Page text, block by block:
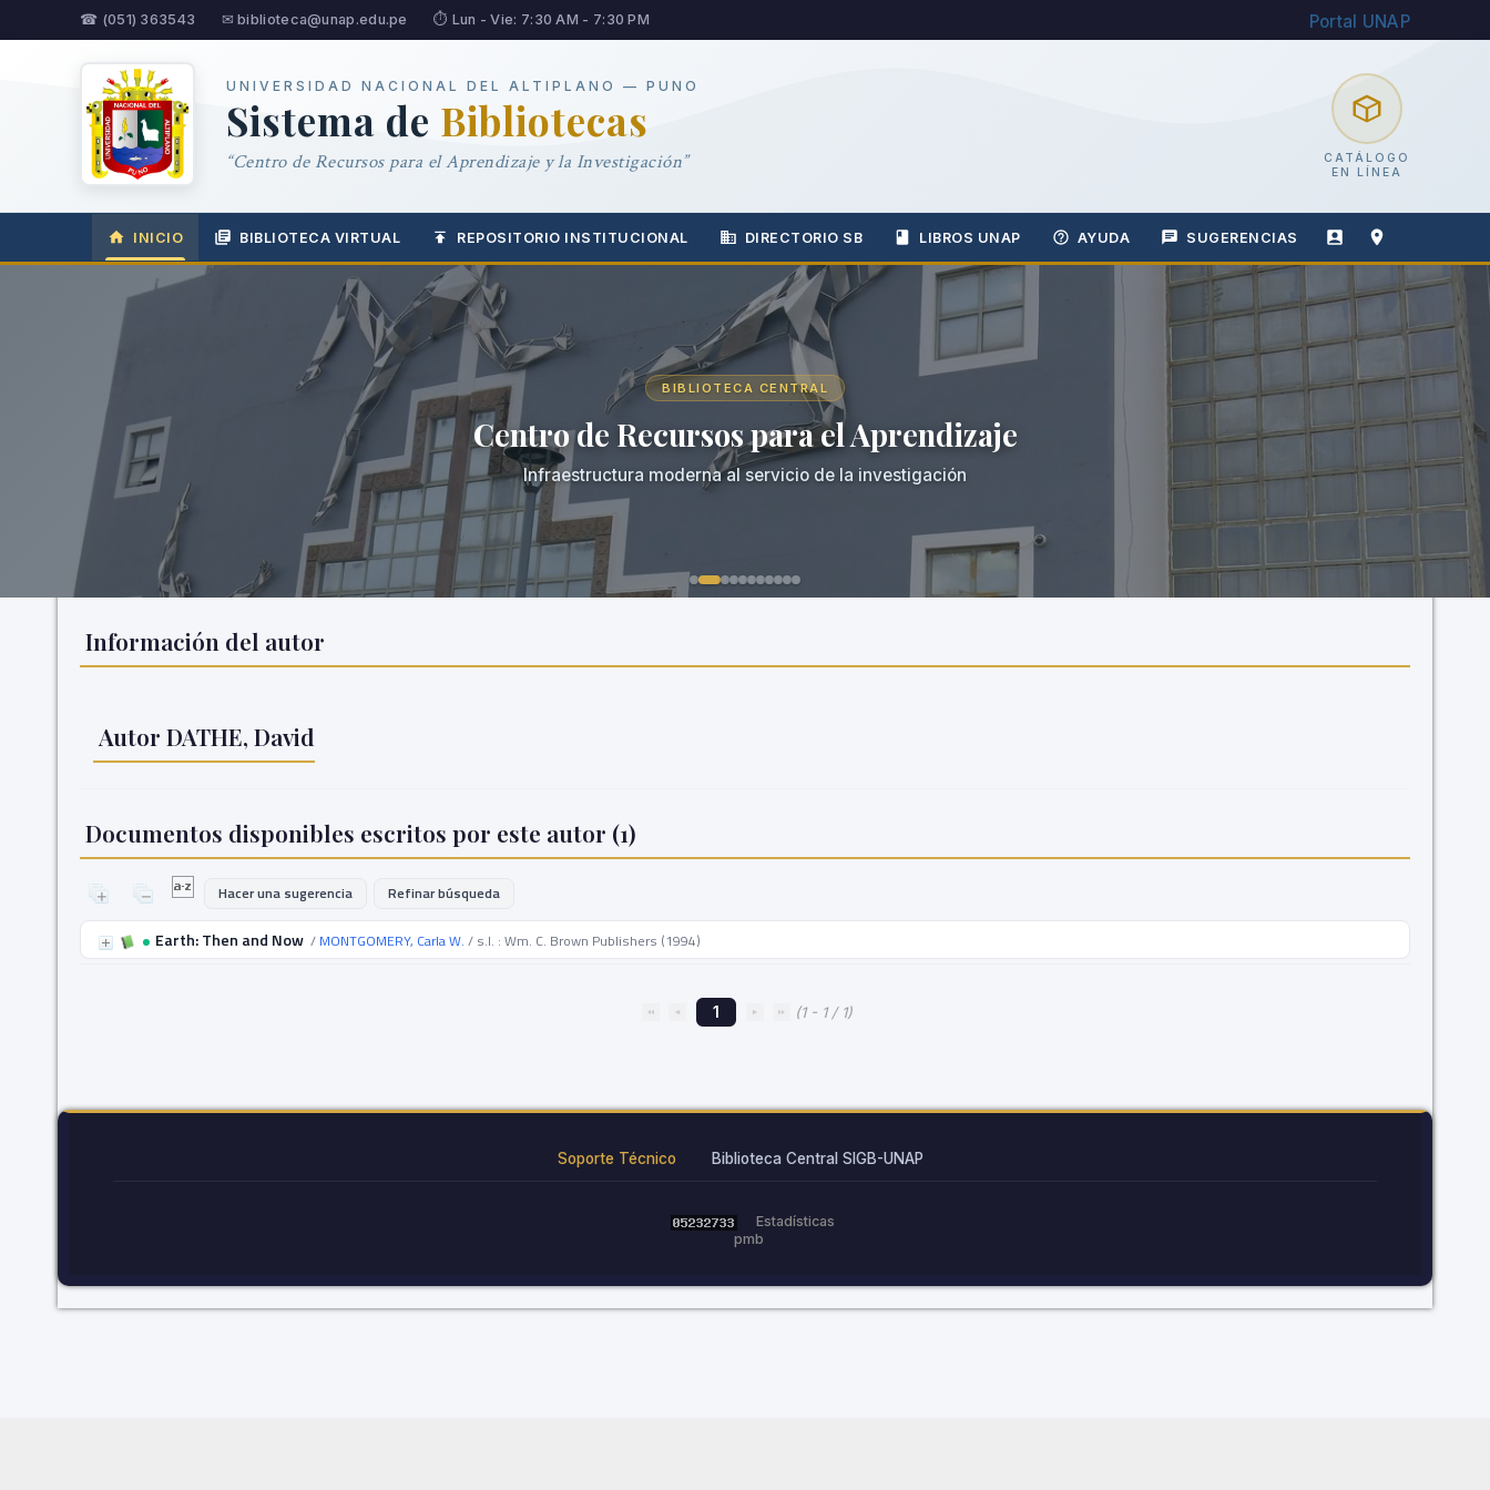
☎ (051) 363543 ✉ biblioteca@unap.edu.pe ⏱ Lun - Vie: 7:30 AM - 7:30 PM Portal UNAP
UNIVERSIDAD NACIONAL DEL ALTIPLANO — PUNO
Sistema de Bibliotecas
“Centro de Recursos para el Aprendizaje y la Investigación”
CATÁLOGO
EN LÍNEA
INICIO BIBLIOTECA VIRTUAL REPOSITORIO INSTITUCIONAL DIRECTORIO SB LIBROS UNAP AYUDA SUGERENCIAS
BIBLIOTECA CENTRAL
Centro de Recursos para el Aprendizaje
Infraestructura moderna al servicio de la investigación
Información del autor
Autor DATHE, David
Documentos disponibles escritos por este autor (1)
Hacer una sugerencia Refinar búsqueda
Earth: Then and Now / MONTGOMERY, Carla W. / s.l. : Wm. C. Brown Publishers (1994)
1 (1 - 1 / 1)
Soporte Técnico Biblioteca Central SIGB-UNAP
Estadísticas
pmb